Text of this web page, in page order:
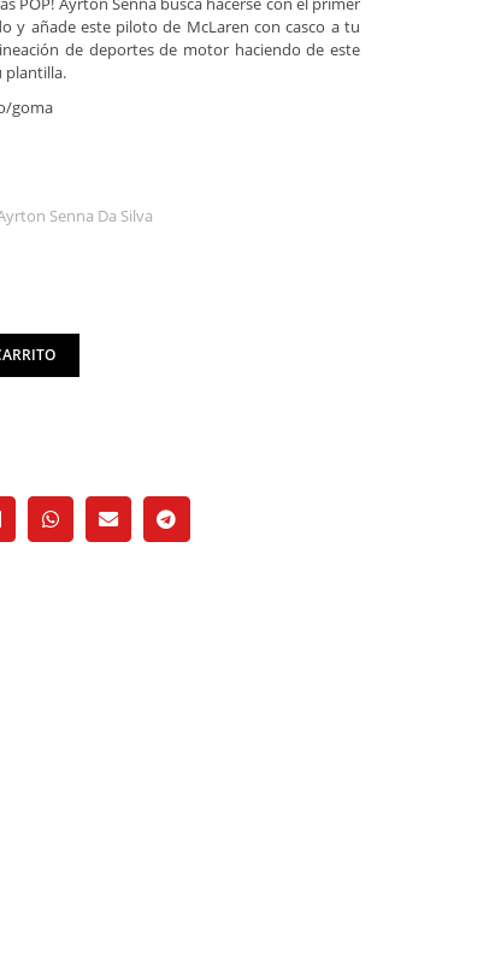
y añade este piloto de McLaren con casco a tu
de deportes de motor haciendo de este
plantilla.
goma
Senna Da Silva